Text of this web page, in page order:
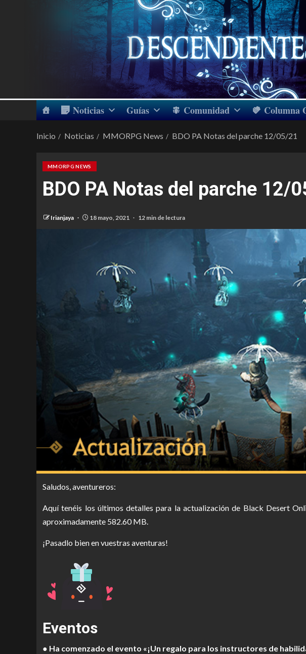
Noticias Guías Comunidad Columna
Inicio Noticias MMORPG News BDO PA Notas del parche 12/05/21
MMORPG NEWS
BDO PA Notas del parche 12/
Irianjaya 18 mayo, 2021 12 min de lectura
Saludos, aventureros:
Aquí tenéis los últimos detalles para la actualización de Black Desert
aproximadamente 582.60 MB.
¡Pasadlo bien en vuestras aventuras!
Eventos
● Ha comenzado el evento «¡Un regalo para los instructores de